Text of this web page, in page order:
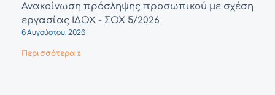
Ανακοίνωση πρόσληψης προσωπικού με σχέση
εργασίας ΙΔΟΧ - ΣΟΧ 5/2026
6 Αυγούστου, 2026
Περισσότερα »